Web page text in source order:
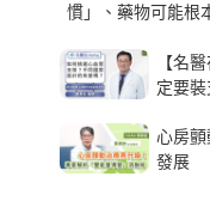
慣」、藥物可能根
【名
定要裝
心房
發展